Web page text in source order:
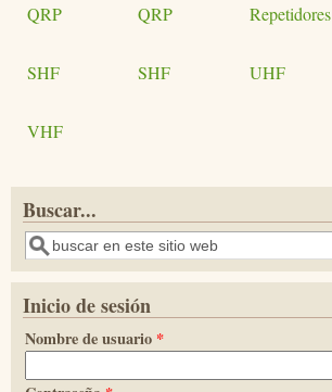
QRP QRP Repetidores
SHF SHF UHF
VHF
Buscar...
Buscar
Inicio de sesión
Nombre de usuario *